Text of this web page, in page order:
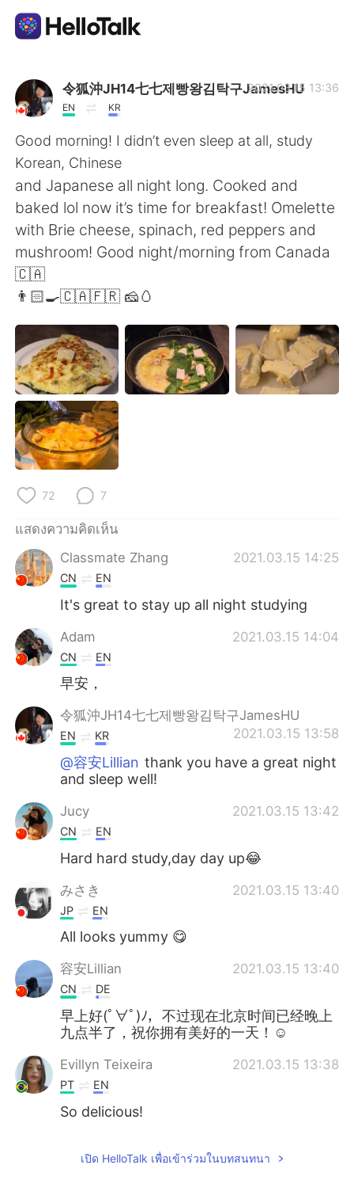
แอปแลกเปลี่ยนทางภาษา
AI Grammar Checker
ไทย
English 简体中文
繁體中文
Deutsch 日本語
한국어 Русский
Indonesia
令狐沖JH14七七제빵왕김탁구JamesHU
EN KR
2021.03.15 13:36
Good morning! I didn’t even sleep at all, study
Korean, Chinese
and Japanese all night long. Cooked and
baked lol now it’s time for breakfast! Omelette
with Brie cheese, spinach, red peppers and
mushroom! Good night/morning from Canada
🇨🇦
👨🏻‍🍳🇨🇦🇫🇷 🧀🥚
72 7
แสดงความคิดเห็น
Classmate Zhang
2021.03.15 14:25
CN EN
It's great to stay up all night studying
Adam 2021.03.15 14:04
CN EN
早安，
令狐沖JH14七七제빵왕김탁구JamesHU
2021.03.15 13:58
EN KR
@容安Lillian thank you have a great night
and sleep well!
Jucy 2021.03.15 13:42
CN EN
Hard hard study,day day up😂
みさき 2021.03.15 13:40
JP EN
All looks yummy 😋
容安Lillian 2021.03.15 13:40
CN DE
早上好(ﾟ∀ﾟ)ﾉ，不过现在北京时间已经晚上
九点半了，祝你拥有美好的一天！☺
Evillyn Teixeira 2021.03.15 13:38
PT EN
So delicious!
เปิด HelloTalk เพื่อเข้าร่วมในบทสนทนา